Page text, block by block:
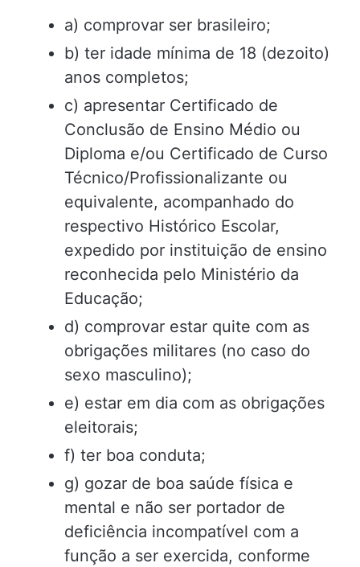
a) comprovar ser brasileiro;
b) ter idade mínima de 18 (dezoito)
anos completos;
c) apresentar Certificado de
Conclusão de Ensino Médio ou
Diploma e/ou Certificado de Curso
Técnico/Profissionalizante ou
equivalente, acompanhado do
respectivo Histórico Escolar,
expedido por instituição de ensino
reconhecida pelo Ministério da
Educação;
d) comprovar estar quite com as
obrigações militares (no caso do
sexo masculino);
e) estar em dia com as obrigações
eleitorais;
f) ter boa conduta;
g) gozar de boa saúde física e
mental e não ser portador de
deficiência incompatível com a
função a ser exercida, conforme